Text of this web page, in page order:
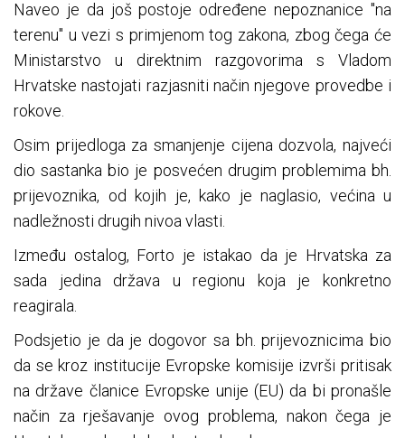
Naveo je da još postoje određene nepoznanice "na
terenu" u vezi s primjenom tog zakona, zbog čega će
Ministarstvo u direktnim razgovorima s Vladom
Hrvatske nastojati razjasniti način njegove provedbe i
rokove.
Osim prijedloga za smanjenje cijena dozvola, najveći
dio sastanka bio je posvećen drugim problemima bh.
prijevoznika, od kojih je, kako je naglasio, većina u
nadležnosti drugih nivoa vlasti.
Između ostalog, Forto je istakao da je Hrvatska za
sada jedina država u regionu koja je konkretno
reagirala.
Podsjetio je da je dogovor sa bh. prijevoznicima bio
da se kroz institucije Evropske komisije izvrši pritisak
na države članice Evropske unije (EU) da bi pronašle
način za rješavanje ovog problema, nakon čega je